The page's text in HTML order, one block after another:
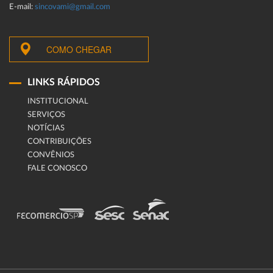
E-mail: sincovami@gmail.com
COMO CHEGAR
LINKS RÁPIDOS
INSTITUCIONAL
SERVIÇOS
NOTÍCIAS
CONTRIBUIÇÕES
CONVÊNIOS
FALE CONOSCO